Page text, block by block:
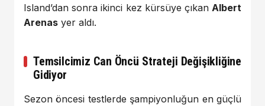
Island’dan sonra ikinci kez kürsüye çıkan Albert
Arenas yer aldı.
Temsilcimiz Can Öncü Strateji Değişikliğine
Gidiyor
Sezon öncesi testlerde şampiyonluğun en güçlü